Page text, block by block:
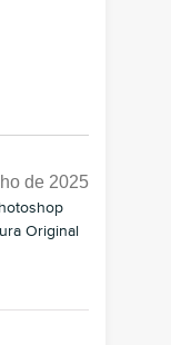
de 2025
Original